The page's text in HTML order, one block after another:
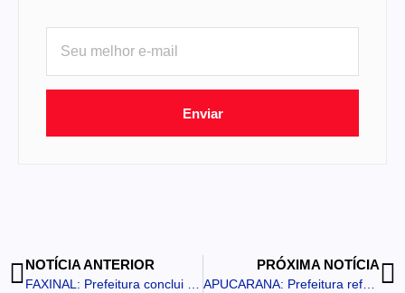
Enviar
NOTÍCIA ANTERIOR
FAXINAL: Prefeitura conclui pavimentação de ruas no Parque Industrial
PRÓXIMA NOTÍCIA
APUCARANA: Prefeitura reforça combate ao borrachudo em áreas rurais com compra de novo lote de larvicida biológico